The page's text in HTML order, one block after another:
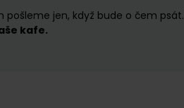
pošleme jen, když bude o čem psát.
kafe.